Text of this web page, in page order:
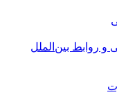
و روابط بین‌الملل